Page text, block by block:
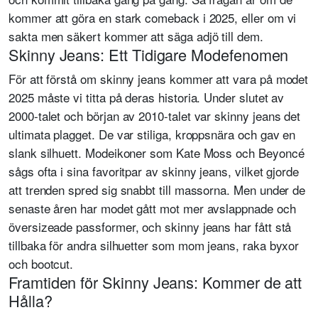
kommer att göra en stark comeback i 2025, eller om vi
sakta men säkert kommer att säga adjö till dem.
Skinny Jeans: Ett Tidigare Modefenomen
För att förstå om skinny jeans kommer att vara på modet
2025 måste vi titta på deras historia. Under slutet av
2000-talet och början av 2010-talet var skinny jeans det
ultimata plagget. De var stiliga, kroppsnära och gav en
slank silhuett. Modeikoner som Kate Moss och Beyoncé
sågs ofta i sina favoritpar av skinny jeans, vilket gjorde
att trenden spred sig snabbt till massorna. Men under de
senaste åren har modet gått mot mer avslappnade och
översizeade passformer, och skinny jeans har fått stå
tillbaka för andra silhuetter som mom jeans, raka byxor
och bootcut.
Framtiden för Skinny Jeans: Kommer de att
Hålla?